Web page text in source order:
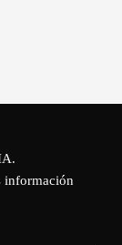
.
información